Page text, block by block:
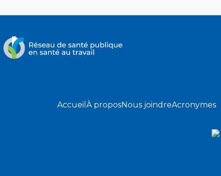
Accueil À proposNous joindreAcronymes